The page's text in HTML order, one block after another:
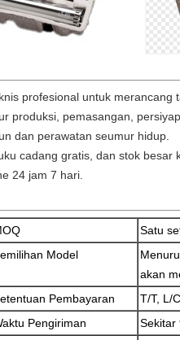
profesional untuk
produksi, pemasangan,
dan perawatan seumur hidup.
cadang gratis, dan stok besar
24 jam 7 hari.
Satu
Model
akan
Pembayaran
T/T, L/
Pengiriman
Sekitar